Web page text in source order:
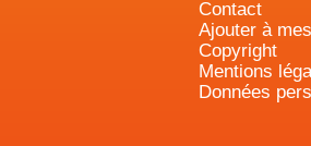
Contact
Ajouter à
Copyright
Mentions
Données